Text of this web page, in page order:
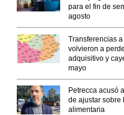
para el fin de
agosto
Transferencias
volvieron a
adquisitivo y
mayo
Petrecca acusó
de ajustar sobre
alimentaria